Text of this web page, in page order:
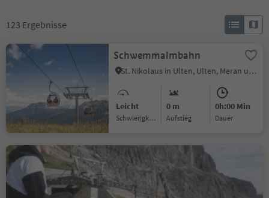
123 Ergebnisse
Schwemmalmbahn
St. Nikolaus in Ulten, Ulten, Meran und Umgebung
Leicht
Schwierigkeitsgrad
0 m
Aufstieg
0h:00 Min
Dauer
Koenig Laurin 1